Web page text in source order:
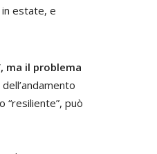
estate, e
ma il problema
“resiliente”, può